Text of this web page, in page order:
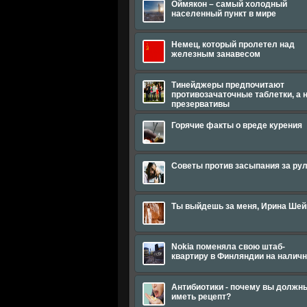
Оймякон – самый холодный
населенный пункт в мире
Немец, который пролетел над
железным занавесом
Тинейджеры предпочитают
противозачаточные таблетки, а
презервативы
Горячие факты о вреде курения
Советы против засыпания за
Ты выйдешь за меня, Ирина
Nokia поменяла свою штаб-
квартиру в Финляндии на
Антибиотики - почему вы
иметь рецепт?